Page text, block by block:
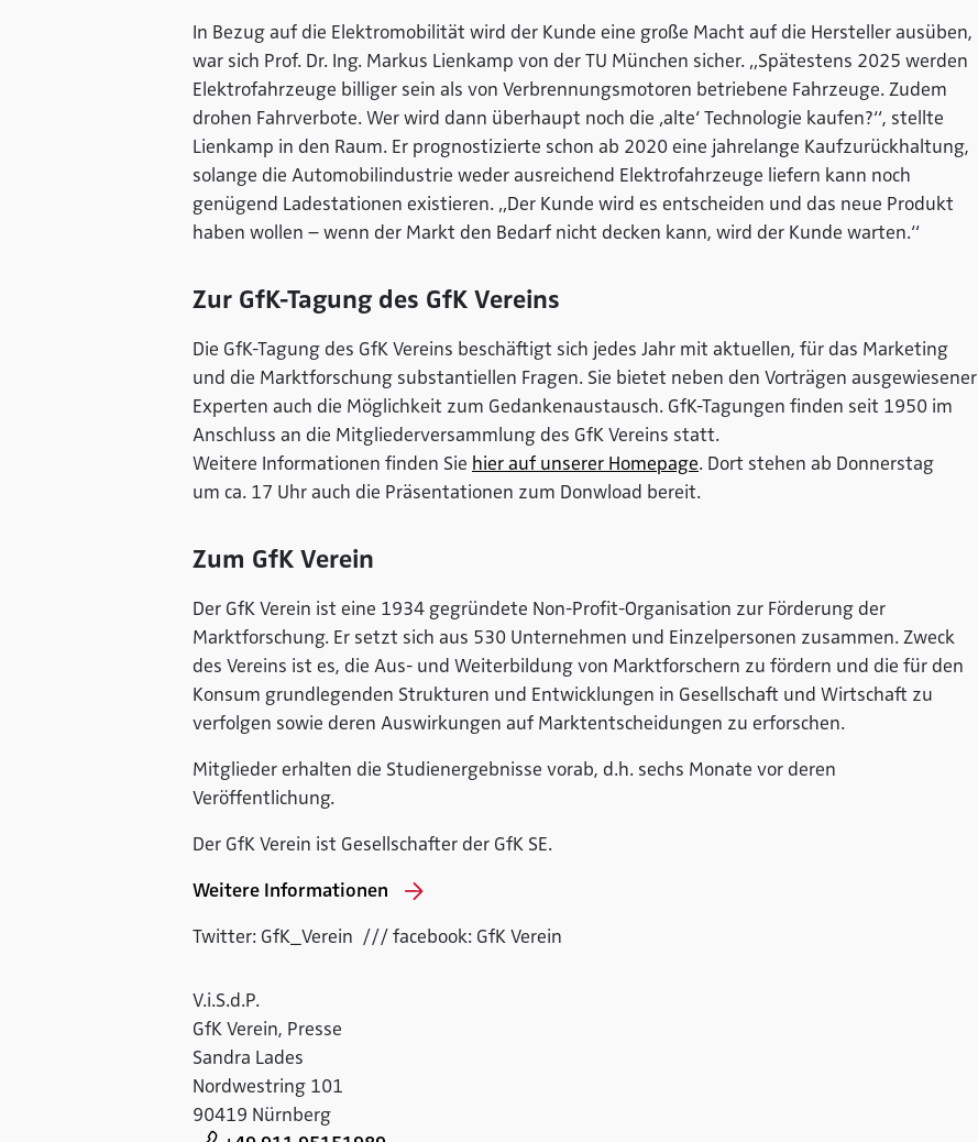
In Bezug auf die Elektromobilität wird der Kunde eine große Macht auf die Hersteller ausüben,
war sich Prof. Dr. Ing. Markus Lienkamp von der TU München sicher. „Spätestens 2025 werden
Elektrofahrzeuge billiger sein als von Verbrennungsmotoren betriebene Fahrzeuge. Zudem
drohen Fahrverbote. Wer wird dann überhaupt noch die ‚alte‘ Technologie kaufen?“, stellte
Lienkamp in den Raum. Er prognostizierte schon ab 2020 eine jahrelange Kaufzurückhaltung,
solange die Automobilindustrie weder ausreichend Elektrofahrzeuge liefern kann noch
genügend Ladestationen existieren. „Der Kunde wird es entscheiden und das neue Produkt
haben wollen – wenn der Markt den Bedarf nicht decken kann, wird der Kunde warten.“
Zur GfK-Tagung des GfK Vereins
Die GfK-Tagung des GfK Vereins beschäftigt sich jedes Jahr mit aktuellen, für das Marketing
und die Marktforschung substantiellen Fragen. Sie bietet neben den Vorträgen ausgewiesener
Experten auch die Möglichkeit zum Gedankenaustausch. GfK-Tagungen finden seit 1950 im
Anschluss an die Mitgliederversammlung des GfK Vereins statt.
Weitere Informationen finden Sie hier auf unserer Homepage. Dort stehen ab Donnerstag
um ca. 17 Uhr auch die Präsentationen zum Donwload bereit.
Zum GfK Verein
Der GfK Verein ist eine 1934 gegründete Non-Profit-Organisation zur Förderung der
Marktforschung. Er setzt sich aus 530 Unternehmen und Einzelpersonen zusammen. Zweck
des Vereins ist es, die Aus- und Weiterbildung von Marktforschern zu fördern und die für den
Konsum grundlegenden Strukturen und Entwicklungen in Gesellschaft und Wirtschaft zu
verfolgen sowie deren Auswirkungen auf Marktentscheidungen zu erforschen.
Mitglieder erhalten die Studienergebnisse vorab, d.h. sechs Monate vor deren
Veröffentlichung.
Der GfK Verein ist Gesellschafter der GfK SE.
Weitere Informationen
Twitter: GfK_Verein /// facebook: GfK Verein
V.i.S.d.P.
GfK Verein, Presse
Sandra Lades
Nordwestring 101
90419 Nürnberg